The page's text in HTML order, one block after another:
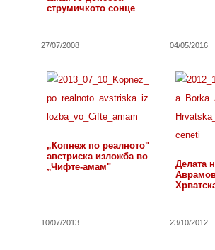
струмичкото сонце
27/07/2008 04/05/2016
„Копнеж по реалното"
австриска изложба во
„Чифте-амам"
10/07/2013
Делата
23/10/2012